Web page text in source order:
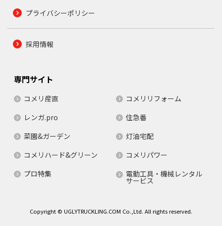
プライバシーポリシー
採用情報
専門サイト
コメリ産直
コメリリフォーム
レンガ.pro
住急番
菜園&ガーデン
灯油宅配
コメリハード&グリーン
コメリパワー
プロ特集
電動工具・機械レンタル
サービス
Copyright © UGLYTRUCKLING.COM Co.,Ltd. All rights reserved.